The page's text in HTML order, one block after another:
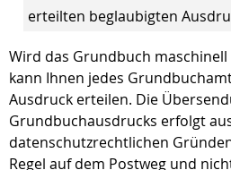
erteilten beglaubigten
Wird das Grundbuch
kann Ihnen jedes
Ausdruck erteilen. Die
Grundbuchausdrucks erfolgt
datenschutzrechtlichen
Regel auf dem Postweg und